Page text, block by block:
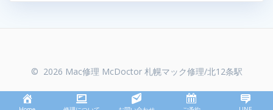
© 2026 Mac修理 McDoctor 札幌マック修理/北12条駅